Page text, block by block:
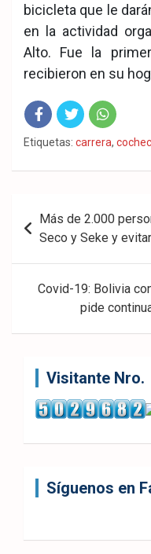
bicicleta que le
en la actividad
Alto. Fue la
recibieron en su
Fac
eb
Twit
ter
Wha
tsA
Etiquetas: carrera,
Navegación
de
entradas
Más de 2.000
Seco y Seke y
Covid-19: Bolivia
pide
Visitante Nro.
Síguenos en